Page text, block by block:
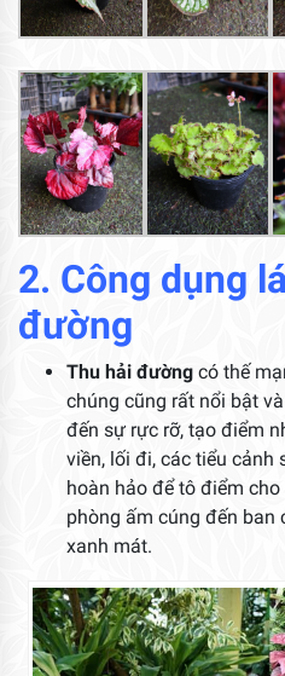
2. Công dụng
đường
Thu hải đường có thế
chúng cũng rất nổi bật
đến sự rực rỡ, tạo điểm
viền, lối đi, các tiểu cảnh
hoàn hảo để tô điểm
phòng ấm cúng đến ban
xanh mát.